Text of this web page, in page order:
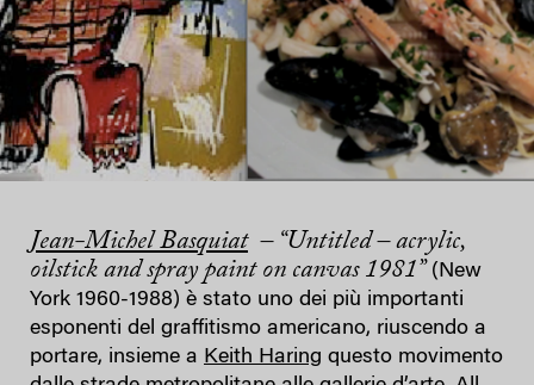
Jean-Michel Basquiat– “Untitled – acrylic,
oilstick and spray paint on canvas 1981” (New
York 1960-1988) è stato uno dei più importanti
esponenti del graffitismo americano, riuscendo a
portare, insieme a Keith Haring questo movimento